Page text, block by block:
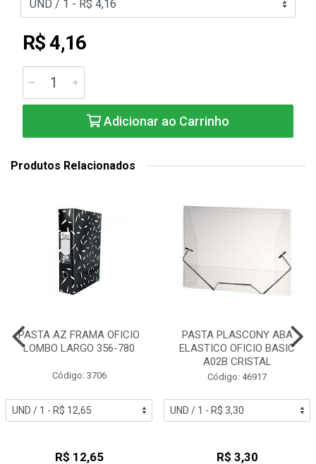
R$ 4,16
Adicionar ao Carrinho
Produtos Relacionados
PASTA AZ FRAMA OFICIO
LOMBO LARGO 356-780
Código: 3706
R$ 12,65
PASTA PLASCONY ABA
ELASTICO OFICIO BASIC
A02B CRISTAL
Código: 46917
R$ 3,30